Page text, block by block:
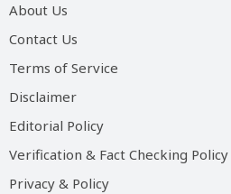
About Us
Contact Us
Terms of Service
Disclaimer
Editorial Policy
Verification & Fact Checking Policy
Privacy & Policy